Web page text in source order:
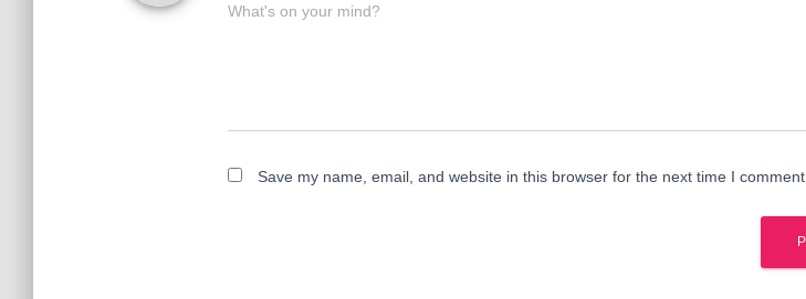
What's on your mind?
Save my name, email, and website in this browser for the next time I comment.